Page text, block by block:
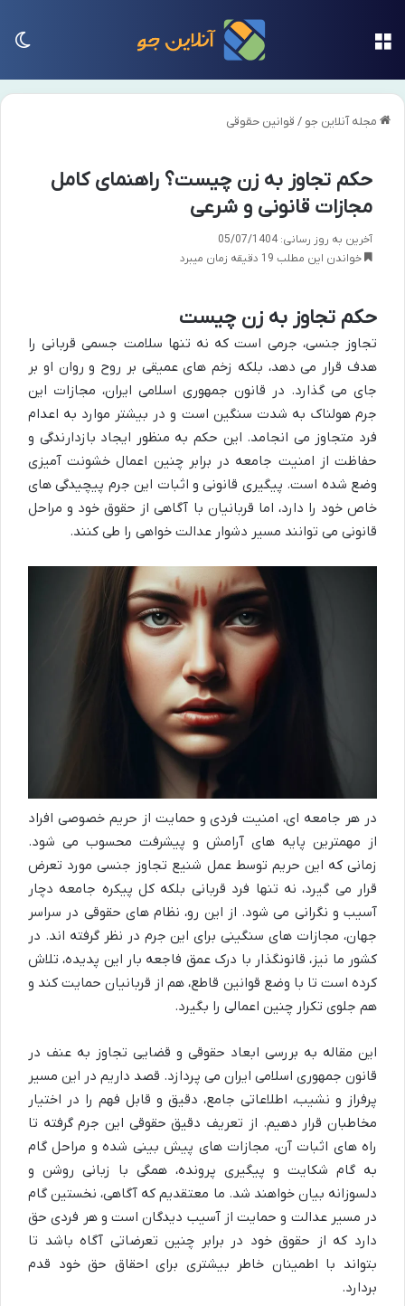
مجله آنلاین جو / قوانین حقوقی
حکم تجاوز به زن چیست؟ راهنمای کامل
مجازات قانونی و شرعی
آخرین به روز رسانی: 05/07/1404
خواندن این مطلب 19 دقیقه زمان میبرد
حکم تجاوز به زن چیست
تجاوز جنسی، جرمی است که نه تنها سلامت جسمی قربانی را
هدف قرار می دهد، بلکه زخم های عمیقی بر روح و روان او بر
جای می گذارد. در قانون جمهوری اسلامی ایران، مجازات این
جرم هولناک به شدت سنگین است و در بیشتر موارد به اعدام
فرد متجاوز می انجامد. این حکم به منظور ایجاد بازدارندگی و
حفاظت از امنیت جامعه در برابر چنین اعمال خشونت آمیزی
وضع شده است. پیگیری قانونی و اثبات این جرم پیچیدگی های
خاص خود را دارد، اما قربانیان با آگاهی از حقوق خود و مراحل
قانونی می توانند مسیر دشوار عدالت خواهی را طی کنند.
در هر جامعه ای، امنیت فردی و حمایت از حریم خصوصی افراد
از مهمترین پایه های آرامش و پیشرفت محسوب می شود.
زمانی که این حریم توسط عمل شنیع تجاوز جنسی مورد تعرض
قرار می گیرد، نه تنها فرد قربانی بلکه کل پیکره جامعه دچار
آسیب و نگرانی می شود. از این رو، نظام های حقوقی در سراسر
جهان، مجازات های سنگینی برای این جرم در نظر گرفته اند. در
کشور ما نیز، قانونگذار با درک عمق فاجعه بار این پدیده، تلاش
کرده است تا با وضع قوانین قاطع، هم از قربانیان حمایت کند و
هم جلوی تکرار چنین اعمالی را بگیرد.
این مقاله به بررسی ابعاد حقوقی و قضایی تجاوز به عنف در
قانون جمهوری اسلامی ایران می پردازد. قصد داریم در این مسیر
پرفراز و نشیب، اطلاعاتی جامع، دقیق و قابل فهم را در اختیار
مخاطبان قرار دهیم. از تعریف دقیق حقوقی این جرم گرفته تا
راه های اثبات آن، مجازات های پیش بینی شده و مراحل گام
به گام شکایت و پیگیری پرونده، همگی با زبانی روشن و
دلسوزانه بیان خواهند شد. ما معتقدیم که آگاهی، نخستین گام
در مسیر عدالت و حمایت از آسیب دیدگان است و هر فردی حق
دارد که از حقوق خود در برابر چنین تعرضاتی آگاه باشد تا
بتواند با اطمینان خاطر بیشتری برای احقاق حق خود قدم
بردارد.